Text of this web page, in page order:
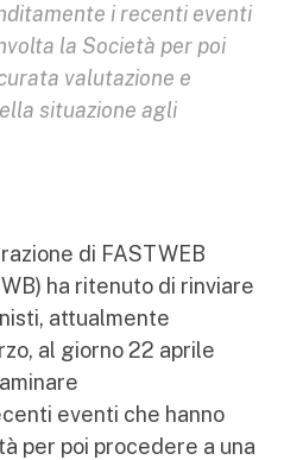
i recenti eventi
la Società per poi
valutazione e
situazione agli
di FASTWEB
ha ritenuto di rinviare
attualmente
al giorno 22 aprile
eventi che hanno
per poi procedere a una